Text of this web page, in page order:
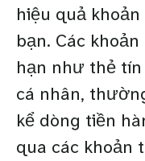
hiệu quả
bạn. Các
hạn như thẻ tín
cá nhân,
kể dòng tiền
qua các khoản